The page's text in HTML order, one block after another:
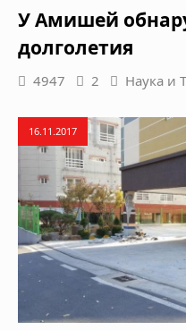
У Амишей
долголетия
4947 2 Наука и
16.11.2017